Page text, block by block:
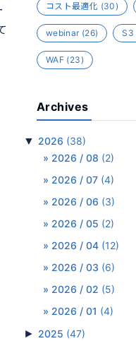
コスト最適化 (30)
webinar(26) S3
WAF (23)
Archives
▼ 2026 (38)
2026 / 08 (2)
2026 / 07 (4)
2026 / 06 (3)
2026 / 05 (2)
2026 / 04 (12)
2026 / 03 (6)
2026 / 02 (5)
2026 / 01 (4)
► 2025 (47)